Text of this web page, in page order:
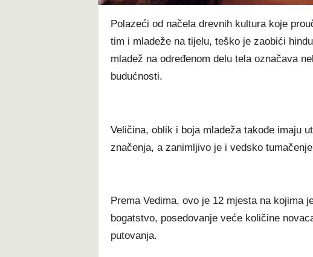
Polazeći od načela drevnih kultura koje
tim i mladeže na tijelu, teško je zaobići
mladež na određenom delu tela označava
budućnosti.
Veličina, oblik i boja mladeža takođe imaju
značenja, a zanimljivo je i vedsko
Prema Vedima, ovo je 12 mjesta na kojima
bogatstvo, posedovanje veće količine
putovanja.